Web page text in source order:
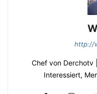
http://
Chef von Derchotv
Interessiert,